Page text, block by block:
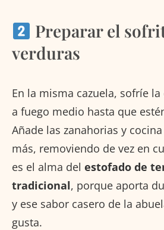
Preparar el
verduras
En la misma cazuela, sofríe
a fuego medio hasta que
Añade las zanahorias y
más, removiendo de vez en
es el alma del estofado de
tradicional, porque aporta
y ese sabor casero de la
gusta.